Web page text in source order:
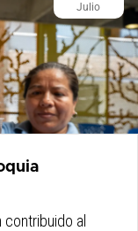
Julio
contribuido al